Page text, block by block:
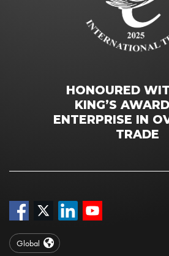
HONOURED
KING’S
ENTERPRISE IN
TRADE
Global